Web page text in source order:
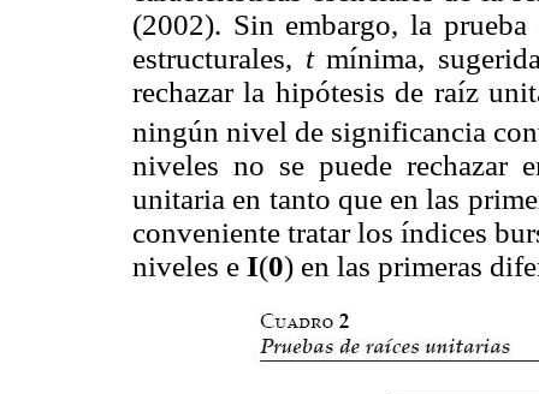
(2002). Sin embargo, la
estructurales, t mínima,
rechazar la hipótesis de raíz
ningún nivel de significancia
niveles no se puede rechazar
unitaria en tanto que en las
conveniente tratar los índices
niveles e I(0) en las primeras